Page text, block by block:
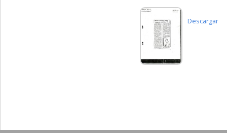
Descargar